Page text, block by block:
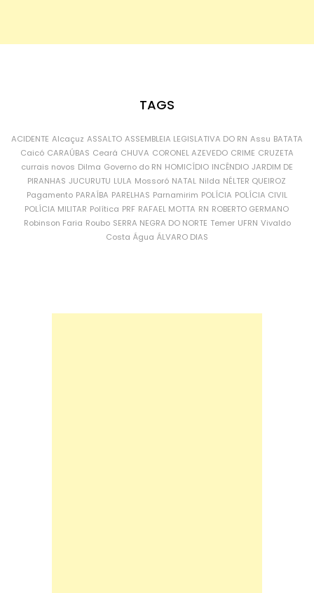
TAGS
ACIDENTE Alcaçuz ASSALTO ASSEMBLEIA LEGISLATIVA DO RN Assu BATATA
Caicó CARAÚBAS Ceará CHUVA CORONEL AZEVEDO CRIME CRUZETA
currais novos Dilma Governo do RN HOMICÍDIO INCÊNDIO JARDIM DE
PIRANHAS JUCURUTU LULA Mossoró NATAL Nilda NÉLTER QUEIROZ
Pagamento PARAÍBA PARELHAS Parnamirim POLÍCIA POLÍCIA CIVIL
POLÍCIA MILITAR Política PRF RAFAEL MOTTA RN ROBERTO GERMANO
Robinson Faria Roubo SERRA NEGRA DO NORTE Temer UFRN Vivaldo
Costa Água ÁLVARO DIAS